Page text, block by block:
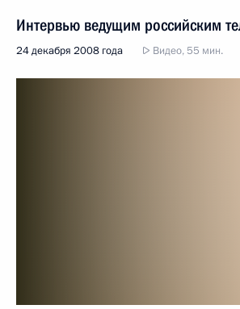
Интервью ведущим российским
24 декабря 2008 года Видео, 55 мин.